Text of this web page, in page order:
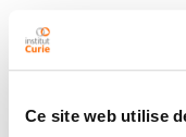
Ce site web utilise
Journée
l’enfant 2026 :
soigner à
15/02/2026